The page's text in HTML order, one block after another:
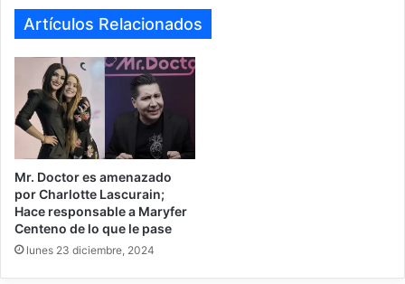
ok
Artículos Relacionados
Mr. Doctor es amenazado
por Charlotte Lascurain;
Hace responsable a Maryfer
Centeno de lo que le pase
lunes 23 diciembre, 2024